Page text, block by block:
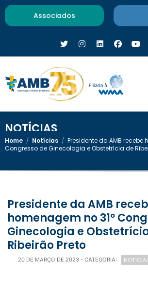
Associados
NOTÍCIAS
Home / Notícias / Presidente da AMB recebe
Congresso de Ginecologia e Obstetrícia de
Presidente da AMB recebe
homenagem no 31º
Ginecologia e
Ribeirão Preto
20 DE MARÇO DE 2023 - CATEGORIA: